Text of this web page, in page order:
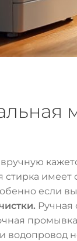
стирка имеет
если
Ручная
водопровод